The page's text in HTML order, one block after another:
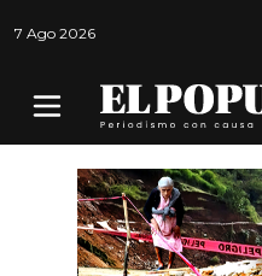
7 Ago 2026